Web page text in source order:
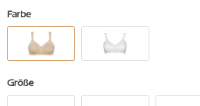
Farbe
Größe